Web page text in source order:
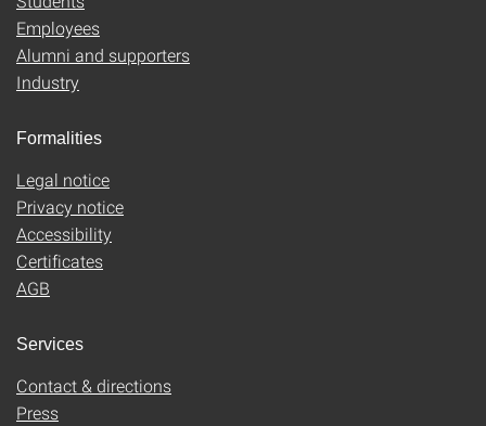
Employees
Alumni and supporters
Industry
Formalities
Legal notice
Privacy notice
Accessibility
Certificates
AGB
Services
Contact & directions
Press